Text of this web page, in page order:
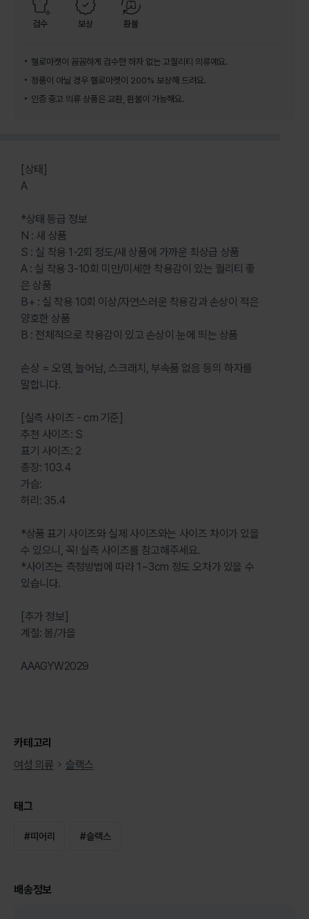
검수 보상 환불
헬로마켓이 꼼꼼하게 검수한 하자 없는 고퀄리티 의류예요.
정품이 아닐 경우 헬로마켓이 200% 보상해 드려요.
인증 중고 의류 상품은 교환, 환불이 가능해요.
[상태]
A
*상태 등급 정보
N : 새 상품
S : 실 착용 1-2회 정도/새 상품에 가까운 최상급 상품
A : 실 착용 3-10회 미만/미세한 착용감이 있는 퀄리티 좋
은 상품
B+ : 실 착용 10회 이상/자연스러운 착용감과 손상이 적은
양호한 상품
B : 전체적으로 착용감이 있고 손상이 눈에 띄는 상품
손상 = 오염, 늘어남, 스크래치, 부속품 없음 등의 하자를
말합니다.
[실측 사이즈 - cm 기준]
추천 사이즈: S
표기 사이즈: 2
총장: 103.4
가슴:
허리: 35.4
*상품 표기 사이즈와 실제 사이즈와는 사이즈 차이가 있을
수 있으니, 꼭! 실측 사이즈를 참고해주세요.
*사이즈는 측정방법에 따라 1~3cm 정도 오차가 있을 수
있습니다.
[추가 정보]
계절: 봄/가을
AAAGYW2029
카테고리
여성 의류
슬랙스
태그
#띠어리 #슬랙스
배송정보